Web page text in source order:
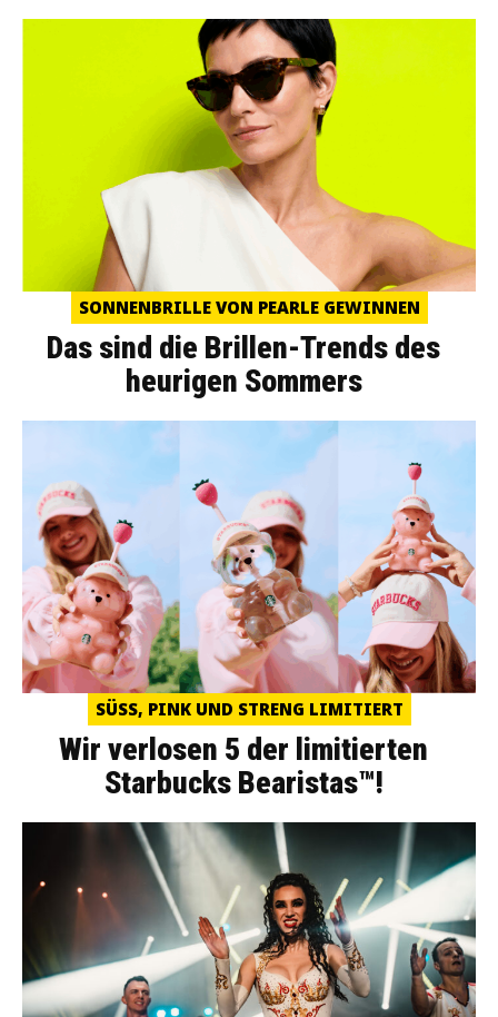
SONNENBRILLE VON PEARLE GEWINNEN
Das sind die Brillen-Trends des
heurigen Sommers
SÜSS, PINK UND STRENG LIMITIERT
Wir verlosen 5 der limitierten
Starbucks Bearistas™!